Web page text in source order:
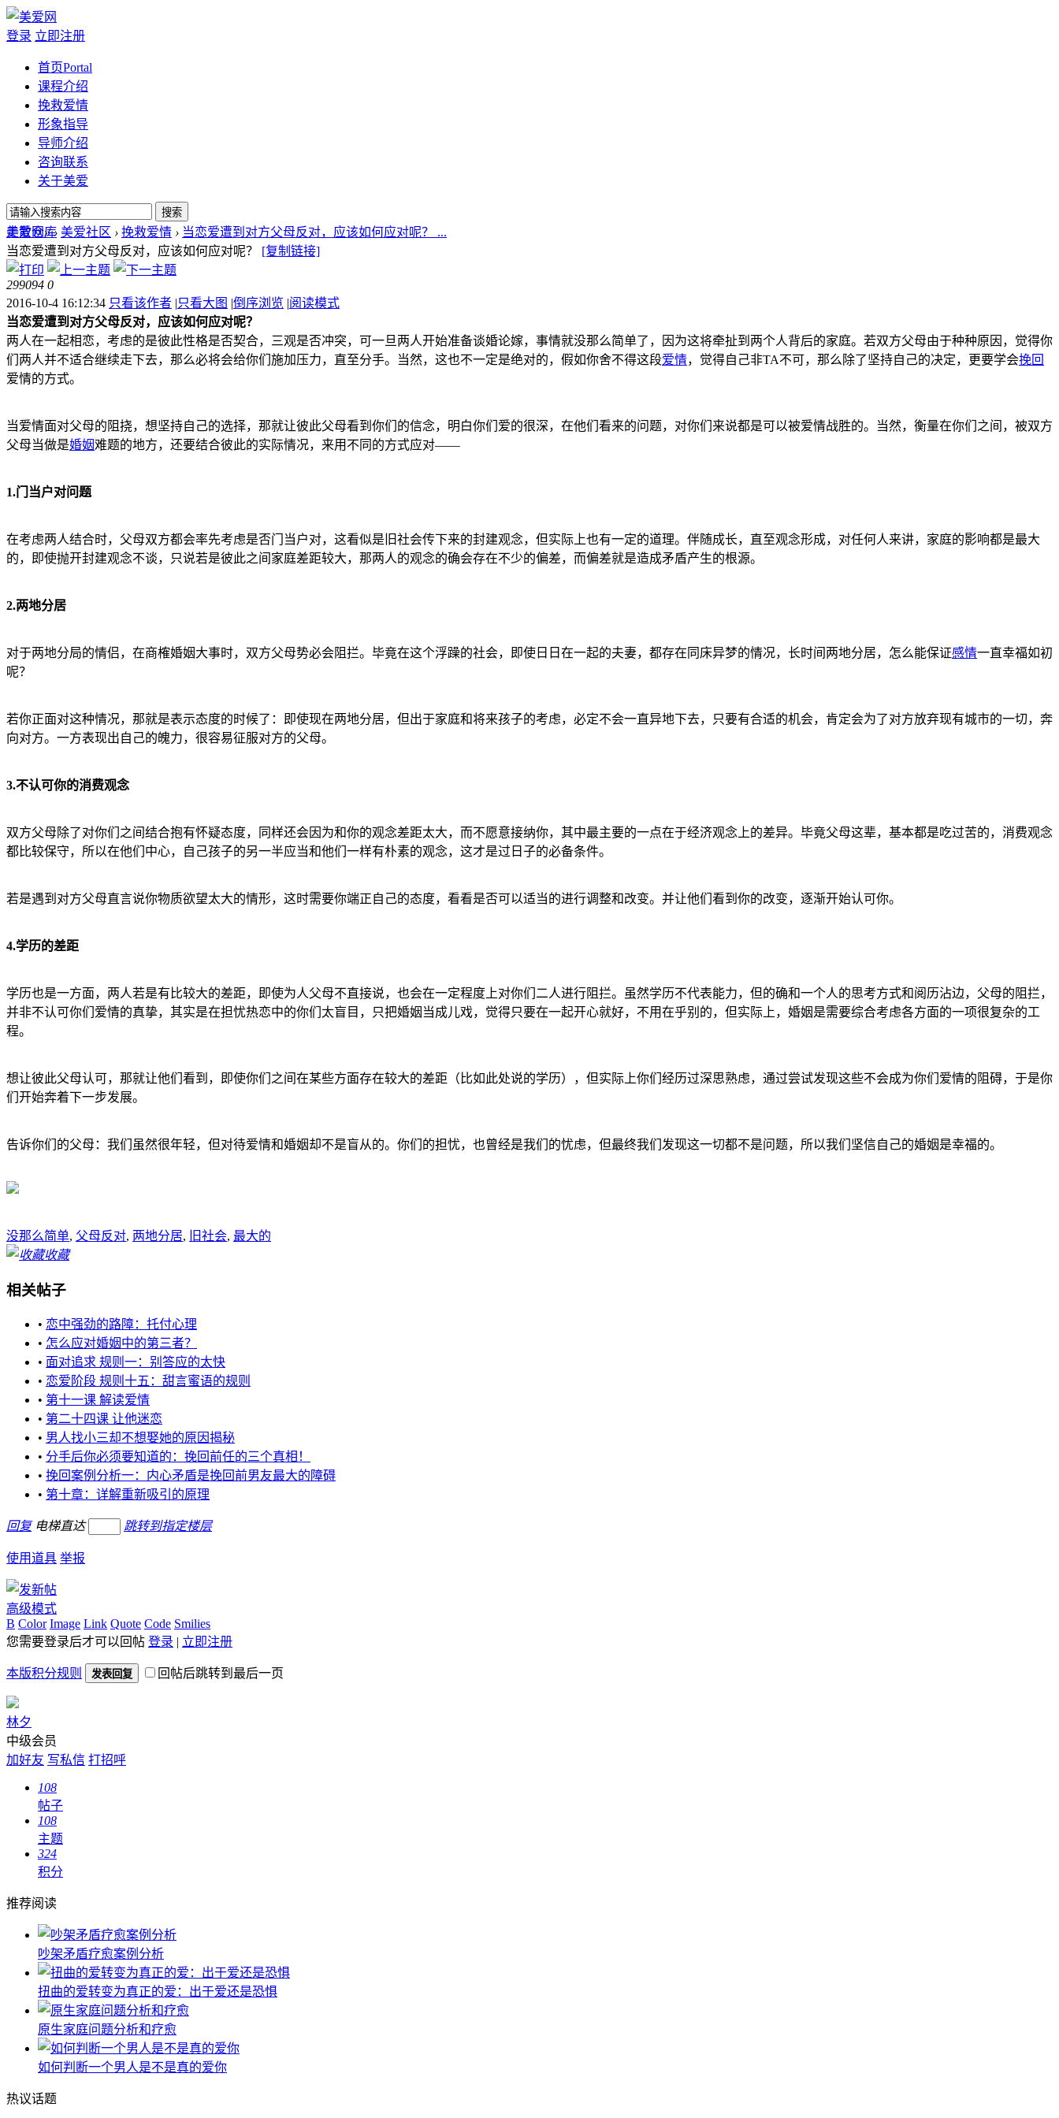
登录 立即注册
首页Portal
课程介绍
挽救爱情
形象指导
导师介绍
咨询联系
关于美爱
搜索
走散仓库
美爱网» › 美爱社区 › 挽救爱情 › 当恋爱遭到对方父母反对，应该如何应对呢？ ...
当恋爱遭到对方父母反对，应该如何应对呢？
[复制链接]
299094 0
2016-10-4 16:12:34 只看该作者 |只看大图 |倒序浏览 |阅读模式
当恋爱遭到对方父母反对，应该如何应对呢？
两人在一起相恋，考虑的是彼此性格是否契合，三观是否冲突，可一旦两人开始准备谈婚论嫁，事情就没那么简单了，因为这将牵扯到两个人背后的家庭。若双方父母由于种种原因，觉得你
们两人并不适合继续走下去，那么必将会给你们施加压力，直至分手。当然，这也不一定是绝对的，假如你舍不得这段爱情，觉得自己非TA不可，那么除了坚持自己的决定，更要学会挽回
爱情的方式。
当爱情面对父母的阻挠，想坚持自己的选择，那就让彼此父母看到你们的信念，明白你们爱的很深，在他们看来的问题，对你们来说都是可以被爱情战胜的。当然，衡量在你们之间，被双方
父母当做是婚姻难题的地方，还要结合彼此的实际情况，来用不同的方式应对——
1.门当户对问题
在考虑两人结合时，父母双方都会率先考虑是否门当户对，这看似是旧社会传下来的封建观念，但实际上也有一定的道理。伴随成长，直至观念形成，对任何人来讲，家庭的影响都是最大
的，即使抛开封建观念不谈，只说若是彼此之间家庭差距较大，那两人的观念的确会存在不少的偏差，而偏差就是造成矛盾产生的根源。
2.两地分居
对于两地分局的情侣，在商榷婚姻大事时，双方父母势必会阻拦。毕竟在这个浮躁的社会，即使日日在一起的夫妻，都存在同床异梦的情况，长时间两地分居，怎么能保证感情一直幸福如初
呢？
若你正面对这种情况，那就是表示态度的时候了：即使现在两地分居，但出于家庭和将来孩子的考虑，必定不会一直异地下去，只要有合适的机会，肯定会为了对方放弃现有城市的一切，奔
向对方。一方表现出自己的魄力，很容易征服对方的父母。
3.不认可你的消费观念
双方父母除了对你们之间结合抱有怀疑态度，同样还会因为和你的观念差距太大，而不愿意接纳你，其中最主要的一点在于经济观念上的差异。毕竟父母这辈，基本都是吃过苦的，消费观念
都比较保守，所以在他们中心，自己孩子的另一半应当和他们一样有朴素的观念，这才是过日子的必备条件。
若是遇到对方父母直言说你物质欲望太大的情形，这时需要你端正自己的态度，看看是否可以适当的进行调整和改变。并让他们看到你的改变，逐渐开始认可你。
4.学历的差距
学历也是一方面，两人若是有比较大的差距，即使为人父母不直接说，也会在一定程度上对你们二人进行阻拦。虽然学历不代表能力，但的确和一个人的思考方式和阅历沾边，父母的阻拦，
并非不认可你们爱情的真挚，其实是在担忧热恋中的你们太盲目，只把婚姻当成儿戏，觉得只要在一起开心就好，不用在乎别的，但实际上，婚姻是需要综合考虑各方面的一项很复杂的工
程。
想让彼此父母认可，那就让他们看到，即使你们之间在某些方面存在较大的差距（比如此处说的学历），但实际上你们经历过深思熟虑，通过尝试发现这些不会成为你们爱情的阻碍，于是你
们开始奔着下一步发展。
告诉你们的父母：我们虽然很年轻，但对待爱情和婚姻却不是盲从的。你们的担忧，也曾经是我们的忧虑，但最终我们发现这一切都不是问题，所以我们坚信自己的婚姻是幸福的。
没那么简单, 父母反对, 两地分居, 旧社会, 最大的
收藏
相关帖子
• 恋中强劲的路障：托付心理
• 怎么应对婚姻中的第三者？
• 面对追求 规则一：别答应的太快
• 恋爱阶段 规则十五：甜言蜜语的规则
• 第十一课 解读爱情
• 第二十四课 让他迷恋
• 男人找小三却不想娶她的原因揭秘
• 分手后你必须要知道的：挽回前任的三个真相！
• 挽回案例分析一：内心矛盾是挽回前男友最大的障碍
• 第十章：详解重新吸引的原理
回复 电梯直达 跳转到指定楼层
使用道具 举报
高级模式
B Color Image Link Quote Code Smilies
您需要登录后才可以回帖 登录 | 立即注册
本版积分规则 发表回复 回帖后跳转到最后一页
林夕
中级会员
加好友 写私信 打招呼
108
帖子
108
主题
324
积分
推荐阅读
吵架矛盾疗愈案例分析
扭曲的爱转变为真正的爱：出于爱还是恐惧
原生家庭问题分析和疗愈
如何判断一个男人是不是真的爱你
热议话题